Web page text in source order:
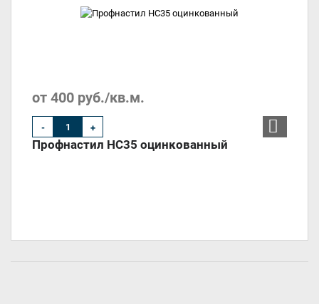
от 400 руб./кв.м.
- +
Профнастил НС35 оцинкованный